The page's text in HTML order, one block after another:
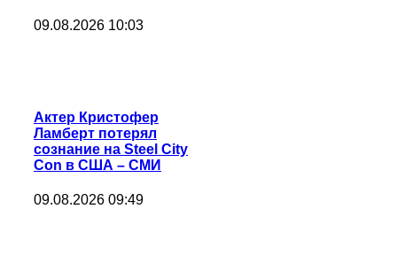
09.08.2026 10:03
Актер Кристофер
Ламберт потерял
сознание на Steel City
Con в США – СМИ
09.08.2026 09:49